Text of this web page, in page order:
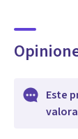
Este